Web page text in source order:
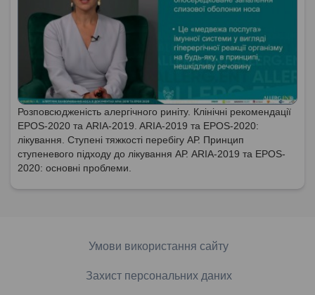
Розповсюдженість алергічного риніту. Клінічні рекомендації
EPOS-2020 та ARIA-2019. ARIA-2019 та EPOS-2020:
лікування. Ступені тяжкості перебігу АР. Принцип
ступеневого підходу до лікування АР. ARIA-2019 та EPOS-
2020: основні проблеми.
Умови використання сайту
Захист персональних даних